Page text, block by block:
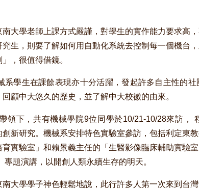
大學老師上課方式嚴謹，對學生的實作能力要求高
生，則要了解如何用自動化系統去控制每一個機台
，很值得借鏡。
學生在課餘表現亦十分活躍，發起許多自主性的
顧中大悠久的歷史，並了解中大校徽的由來。
下，共有機械學院9位同學於10/21-10/28來訪，
新研究。機械系安排特色實驗室參訪，包括利定東
實驗室」和賴景義主任的「生醫影像臨床輔助實驗
題演講，以開創人類永續生存的明天。
大學學子神色輕鬆地說，此行許多人第一次來到台